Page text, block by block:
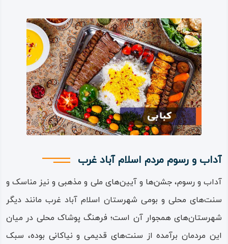
از آثار تاریخی و باستانی در شهرستان اسلام‌ آباد غرب می‌توان
به این موارد اشاره کرد: «آتشکده شیان» ، که در روستای شیان
در بخش حمیل واقع است؛ «آتشکده پلنگرد» در نزدیک روستای
پلنگرد و در بخش حمیل؛ «آتشکده میل‌ میلگه» که به صورت
چهار طاقی بوده است. همه این آتشکده ها متعلق به عصر
ساسانی هستند.
همینطور «تپه چغاگاوانه» که با ارتفاعی نزدیک به سی متر در
مکان‌ها و جاذبه‌های شهرستان اسلام‌ آباد غرب در حوزه
گردشگری طبیعی – تفریحی عبارتند از:
«حمیل» در سی کیلومتری شهر اسلام‌ آباد غرب که شامل مناطق
آداب و رسوم مردم اسلام‌ آباد غرب
آداب و رسوم، جشن‌ها و آیین‌های ملی و مذهبی و نیز مناسک و
سنت‌های محلی و بومی شهرستان اسلام‌ آباد غرب مانند دیگر
شهرستان‌های همجوار آن است؛ فرهنگ پوشاک محلی در میان
این مردمان برآمده از سنت‌های قدیمی و نیاکانی بوده، سبک